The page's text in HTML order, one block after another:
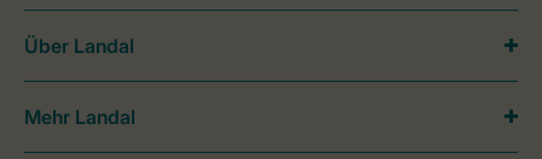
Über Landal
Mehr Landal